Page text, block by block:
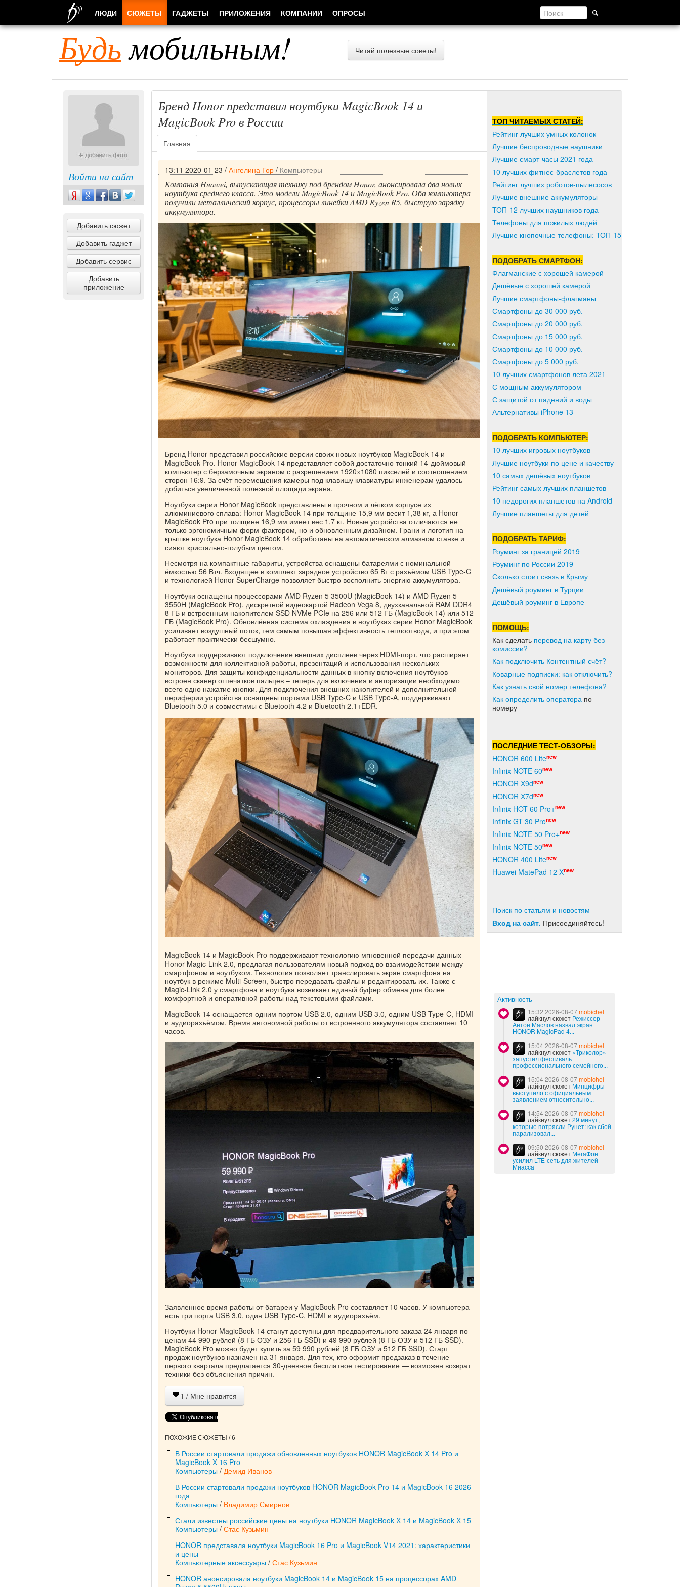
Будьмобильным! Читай полезные советы!
Войти на сайт
Добавить сюжет
Добавить гаджет
Добавить сервис
Добавить
приложение
Бренд Honor представил ноутбуки MagicBook 14 и
MagicBook Pro в России
Главная
13:11 2020-01-23 / Ангелина Гор / Компьютеры
Компания Huawei, выпускающая технику под брендом Honor, анонсировала два новых
ноутбука среднего класса. Это модели MagicBook 14 и MagicBook Pro. Оба компьютера
получили металлический корпус, процессоры линейки AMD Ryzen R5, быструю зарядку
аккумулятора.
Бренд Honor представил российские версии своих новых ноутбуков MagicBook 14 и
MagicBook Pro. Honor MagicBook 14 представляет собой достаточно тонкий 14-дюймовый
компьютер с берзамочным экраном с разрешением 1920×1080 пикселей и соотношением
сторон 16:9. За счёт перемещения камеры под клавишу клавиатуры инженерам удалось
добиться увеличенной полезной площади экрана.
Ноутбуки серии Honor MagicBook представлены в прочном и лёгком корпусе из
алюминиевого сплава: Honor MagicBook 14 при толщине 15,9 мм весит 1,38 кг, а Honor
MagicBook Pro при толщине 16,9 мм имеет вес 1,7 кг. Новые устройства отличаются не
только эргономичным форм-фактором, но и обновленным дизайном. Грани и логотип на
крышке ноутбука Honor MagicBook 14 обработаны на автоматическом алмазном станке и
сияют кристально-голубым цветом.
Несмотря на компактные габариты, устройства оснащены батареями с номинальной
ёмкостью 56 Втч. Входящее в комплект зарядное устройство 65 Вт с разъёмом USB Type-C
и технологией Honor SuperCharge позволяет быстро восполнить энергию аккумулятора.
Ноутбуки оснащены процессорами AMD Ryzen 5 3500U (MagicBook 14) и AMD Ryzen 5
3550H (MagicBook Pro), дискретной видеокартой Radeon Vega 8, двухканальной RAM DDR4
8 ГБ и встроенным накопителем SSD NVMe PCIe на 256 или 512 ГБ (MagicBook 14) или 512
ГБ (MagicBook Pro). Обновлённая система охлаждения в ноутбуках серии Honor MagicBook
усиливает воздушный поток, тем самым повышая эффективность теплоотвода, и при этом
работает практически бесшумно.
Ноутбуки поддерживают подключение внешних дисплеев через HDMI-порт, что расширяет
возможности для коллективной работы, презентаций и использования нескольких
мониторов. Для защиты конфиденциальности данных в кнопку включения ноутбуков
встроен сканер отпечатков пальцев – теперь для включения и авторизации необходимо
всего одно нажатие кнопки. Для подключения внешних накопителей и дополнительной
периферии устройства оснащены портами USB Type-C и USB Type-A, поддерживают
Bluetooth 5.0 и совместимы с Bluetooth 4.2 и Bluetooth 2.1+EDR.
MagicBook 14 и MagicBook Pro поддерживают технологию мгновенной передачи данных
Honor Magic-Link 2.0, предлагая пользователям новый подход во взаимодействии между
смартфоном и ноутбуком. Технология позволяет транслировать экран смартфона на
ноутбук в режиме Multi-Screen, быстро передавать файлы и редактировать их. Также с
Magic-Link 2.0 у смартфона и ноутбука возникает единый буфер обмена для более
комфортной и оперативной работы над текстовыми файлами.
MagicBook 14 оснащается одним портом USB 2.0, одним USB 3.0, одним USB Type-C, HDMI
и аудиоразъёмом. Время автономной работы от встроенного аккумулятора составляет 10
часов.
Заявленное время работы от батареи у MagicBook Pro составляет 10 часов. У компьютера
есть три порта USB 3.0, один USB Type-C, HDMI и аудиоразъём.
Ноутбуки Honor MagicBook 14 станут доступны для предварительного заказа 24 января по
ценам 44 990 рублей (8 ГБ ОЗУ и 256 ГБ SSD) и 49 990 рублей (8 ГБ ОЗУ и 512 ГБ SSD).
MagicBook Pro можно будет купить за 59 990 рублей (8 ГБ ОЗУ и 512 ГБ SSD). Старт
продаж ноутбуков назначен на 31 января. Для тех, кто оформит предзаказ в течение
первого квартала предлагается 30-дневное бесплатное тестирование — возможен возврат
техники без объяснения причин.
1 / Мне нравится
ПОХОЖИЕ СЮЖЕТЫ / 6
В России стартовали продажи обновленных ноутбуков HONOR MagicBook X 14 Pro и
MagicBook X 16 Pro
Компьютеры / Демид Иванов
В России стартовали продажи ноутбуков HONOR MagicBook Pro 14 и MagicBook 16 2026
года
Компьютеры / Владимир Смирнов
Стали известны российские цены на ноутбуки HONOR MagicBook X 14 и MagicBook X 15
Компьютеры / Стас Кузьмин
HONOR представала ноутбуки MagicBook 16 Pro и MagicBook V14 2021: характеристики
и цены
Компьютерные аксессуары / Стас Кузьмин
HONOR анонсировала ноутбуки MagicBook 14 и MagicBook 15 на процессорах AMD
ТОП ЧИТАЕМЫХ СТАТЕЙ:
Рейтинг лучших умных колонок
Лучшие беспроводные наушники
Лучшие смарт-часы 2021 года
10 лучших фитнес-браслетов года
Рейтинг лучших роботов-пылесосов
Лучшие внешние аккумуляторы
ТОП-12 лучших наушников года
Телефоны для пожилых людей
Лучшие кнопочные телефоны: ТОП-15
ПОДОБРАТЬ СМАРТФОН:
Флагманские с хорошей камерой
Дешёвые с хорошей камерой
Лучшие смартфоны-флагманы
Смартфоны до 30 000 руб.
Смартфоны до 20 000 руб.
Смартфоны до 15 000 руб.
Смартфоны до 10 000 руб.
Смартфоны до 5 000 руб.
10 лучших смартфонов лета 2021
С мощным аккумулятором
С защитой от падений и воды
Альтернативы iPhone 13
ПОДОБРАТЬ КОМПЬЮТЕР:
10 лучших игровых ноутбуков
Лучшие ноутбуки по цене и качеству
10 самых дешёвых ноутбуков
Рейтинг самых лучших планшетов
10 недорогих планшетов на Android
Лучшие планшеты для детей
ПОДОБРАТЬ ТАРИФ:
Роуминг за границей 2019
Роуминг по России 2019
Сколько стоит связь в Крыму
Дешёвый роуминг в Турции
Дешёвый роуминг в Европе
ПОМОЩЬ:
Как сделать перевод на карту без
комиссии?
Как подключить Контентный счёт?
Коварные подписки: как отключить?
Как узнать свой номер телефона?
Как определить оператора по
номеру
ПОСЛЕДНИЕ ТЕСТ-ОБЗОРЫ:
HONOR 600 Litenew
Infinix NOTE 60new
HONOR X9dnew
HONOR X7dnew
Infinix HOT 60 Pro+new
Infinix GT 30 Pronew
Infinix NOTE 50 Pro+new
Infinix NOTE 50new
HONOR 400 Litenew
Huawei MatePad 12 Xnew
Поиск по статьям и новостям
Вход на сайт. Присоединяйтесь!
Активность
15:32 2026-08-07mobichel
лайкнул сюжет Режиссер
Антон Маслов назвал экран
HONOR MagicPad 4...
15:04 2026-08-07mobichel
лайкнул сюжет «Триколор»
запустил фестиваль
профессионального семейного...
15:04 2026-08-07mobichel
лайкнул сюжет Минцифры
выступило с официальным
заявлением относительно...
14:54 2026-08-07mobichel
лайкнул сюжет29 минут,
которые потрясли Рунет: как сбой
парализовал...
09:50 2026-08-07mobichel
лайкнул сюжет МегаФон
усилил LTE-сеть для жителей
Миасса
ЛЮДИ СЮЖЕТЫ ГАДЖЕТЫ ПРИЛОЖЕНИЯ КОМПАНИИ ОПРОСЫ